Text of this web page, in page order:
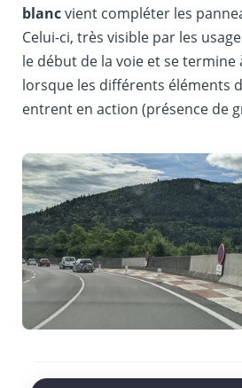
blancvient compléter les
Celui-ci, très visible par les
le début de la voie et se termine
lorsque les différents éléments
entrent en action (présence de